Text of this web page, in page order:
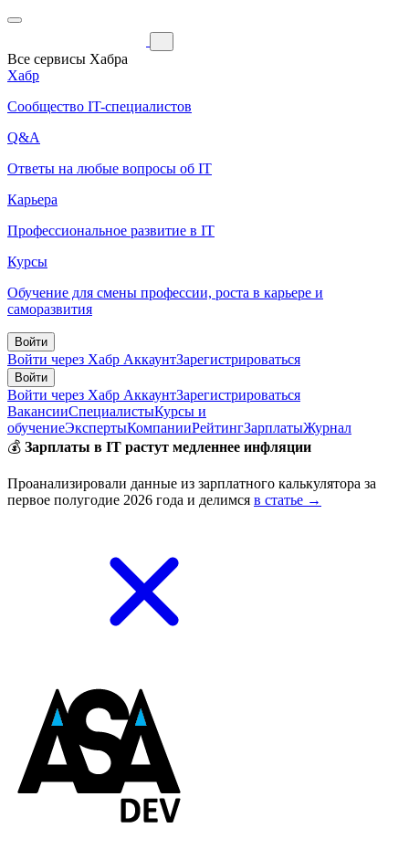
Все сервисы Хабра
Хабр
Сообщество IT-специалистов
Q&A
Ответы на любые вопросы об IT
Карьера
Профессиональное развитие в IT
Курсы
Обучение для смены профессии, роста в карьере и
саморазвития
Войти
Войти через Хабр АккаунтЗарегистрироваться
Войти
Войти через Хабр АккаунтЗарегистрироваться
ВакансииСпециалистыКурсы и
обучениеЭкспертыКомпанииРейтингЗарплатыЖурнал
💰 Зарплаты в IT растут медленнее инфляции
Проанализировали данные из зарплатного калькулятора за
первое полугодие 2026 года и делимся в статье →